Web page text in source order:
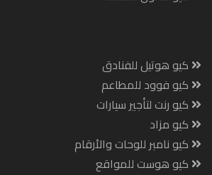
كيو هوتيل للفنادق
كيو فوود للمطاعم
كيو رنت لتأجير سيارات
كيو مزاد
كيو نامبر للوحات والأرقام
كيو هوست للمواقع